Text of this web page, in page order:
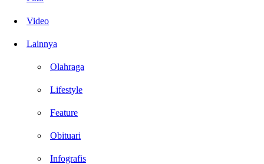
Video
Lainnya
Olahraga
Lifestyle
Feature
Obituari
Infografis